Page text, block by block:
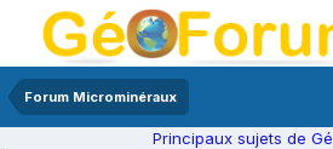
Forum Microminéraux
Principaux sujets de